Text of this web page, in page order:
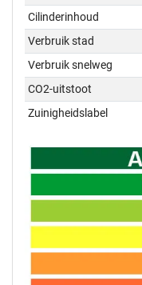
Cilinderinhoud
Verbruik stad
Verbruik snelweg
CO2-uitstoot
Zuinigheidslabel